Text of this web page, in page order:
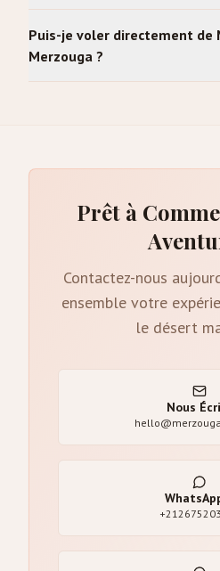
Puis-je voler directement de
Merzouga ?
Prêt à
Contactez-nous
ensemble votre
le désert
Nous